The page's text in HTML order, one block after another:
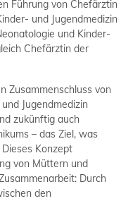
Führung von Chefärztin
und Jugendmedizin
und Kinder-
Chefärztin der
Zusammenschluss von
Jugendmedizin
zukünftig auch
– das Ziel, was
Konzept
von Müttern und
Durch
den